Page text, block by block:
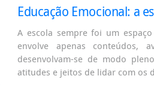
Educação Emocional: a
A escola sempre foi um
envolve apenas conteúdos,
desenvolvam-se de modo
atitudes e jeitos de lidar com os